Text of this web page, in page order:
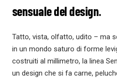
sensuale del design.
Tatto, vista, olfatto, udito – ma
in un mondo saturo di forme
costruiti al millimetro, la linea
un design che si fa carne,